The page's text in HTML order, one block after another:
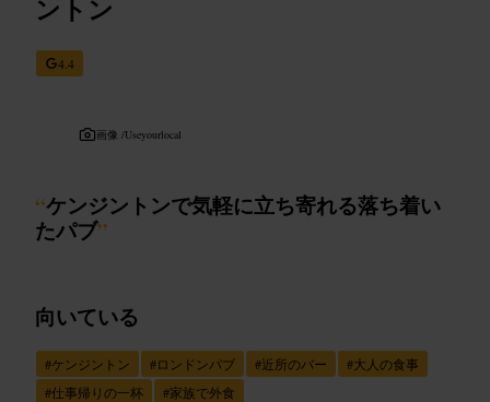
ントン
4.4
画像 /Useyourlocal
“ケンジントンで気軽に立ち寄れる落ち着い
たパブ”
向いている
#ケンジントン #ロンドンパブ #近所のバー #大人の食事
#仕事帰りの一杯 #家族で外食